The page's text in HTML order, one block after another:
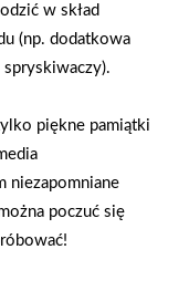
w skład
(np. dodatkowa
spryskiwaczy).
piękne pamiątki
niezapomniane
poczuć się